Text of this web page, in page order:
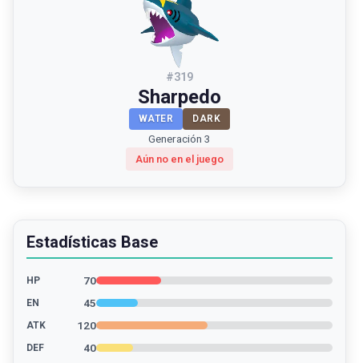
#319
Sharpedo
WATER DARK
Generación 3
Aún no en el juego
Estadísticas Base
HP 70
EN 45
ATK 120
DEF 40